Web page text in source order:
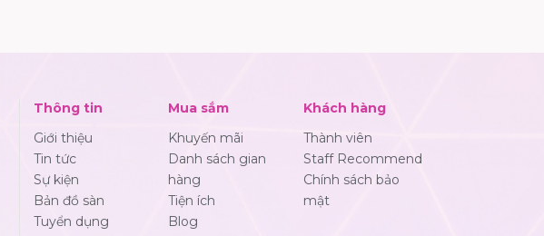
Thông tin
Giới thiệu
Tin tức
Sự kiện
Bản đồ sàn
Tuyển dụng
Mua sắm
Khuyến mãi
Danh sách gian
hàng
Tiện ích
Blog
Khách hàng
Thành viên
Staff Recommend
Chính sách bảo
mật